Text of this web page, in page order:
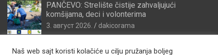
PANČEVO: Strelište čistije zahvaljujući
komšijama, deci i volonterima
3. август 2026. dakicorama
Naš web sajt koristi kolačiće u cilju pružanja boljeg